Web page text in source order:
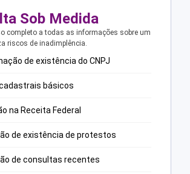
Sob Medida
completo a todas as informações sobre um
riscos de inadimplência.
de existência do CNPJ
básicos
na Receita Federal
de existência de protestos
de consultas recentes